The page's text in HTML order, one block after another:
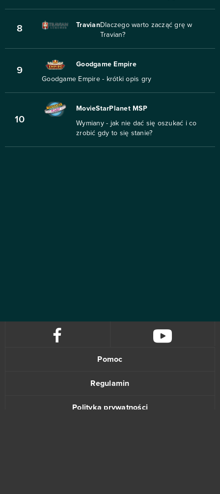
8 TravianDlaczego warto zacząć grę w
Travian?
9
Goodgame Empire
Goodgame Empire - krótki opis gry
10
MovieStarPlanet MSP
Wymiany - jak nie dać się oszukać i co
zrobić gdy to się stanie?
Pomoc
Regulamin
Polityka prywatności